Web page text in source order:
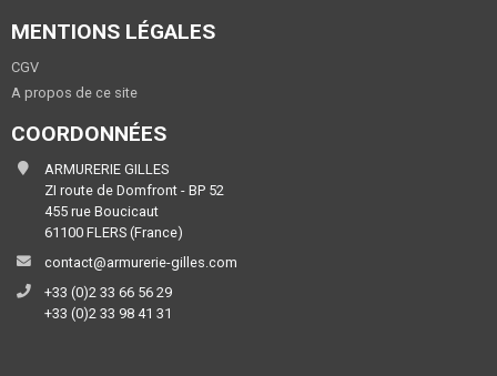
MENTIONS LÉGALES
CGV
A propos de ce site
COORDONNÉES
ARMURERIE GILLES
ZI route de Domfront - BP 52
455 rue Boucicaut
61100 FLERS (France)
contact@armurerie-gilles.com
+33 (0)2 33 66 56 29
+33 (0)2 33 98 41 31